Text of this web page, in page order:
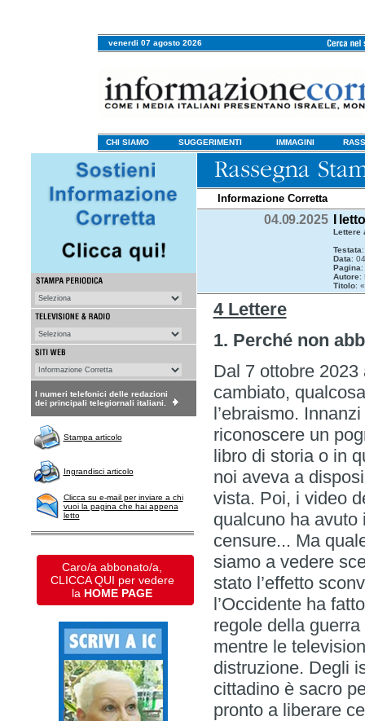
venerdi 07 agosto 2026
CHI SIAMO SUGGERIMENTI IMMAGINI
I numeri telefonici delle redazioni
dei principali telegiornali italiani.
Stampa articolo
Ingrandisci articolo
Clicca su e-mail per inviare a chi
vuoi la pagina che hai appena
letto
Caro/a abbonato/a,
CLICCA QUI per vedere
la HOME PAGE
Informazione Corretta
04.09.2025 I
Lettere
Testata
Data:
Pagina:
Autore:
Titolo:
4 Lettere
1. Perché non
Dal 7 ottobre
cambiato,
l’ebraismo.
riconoscere un
libro di storia o in
noi aveva a
vista. Poi, i video
qualcuno ha
censure... Ma
siamo a vedere
stato l’effetto
l’Occidente ha
regole della
mentre le
distruzione. Degli
cittadino è sacro
pronto a liberare